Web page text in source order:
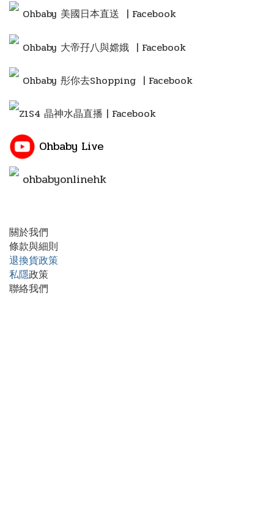
Ohbaby 美國日本直送 | Facebook
Ohbaby 大帝孖八與嫦娥 | Facebook
Ohbaby 彤你去Shopping | Facebook
Z1S4 晶神水晶直播 | Facebook
Ohbaby Live
ohbabyonlinehk
關於我們
條款與細則
退換貨政策
私隱政策
聯絡我們